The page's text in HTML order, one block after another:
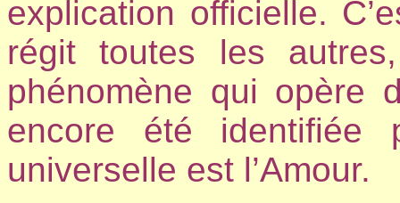
explication officielle.
régit toutes les
phénomène qui opère
encore été identifiée
universelle est l’Amour.